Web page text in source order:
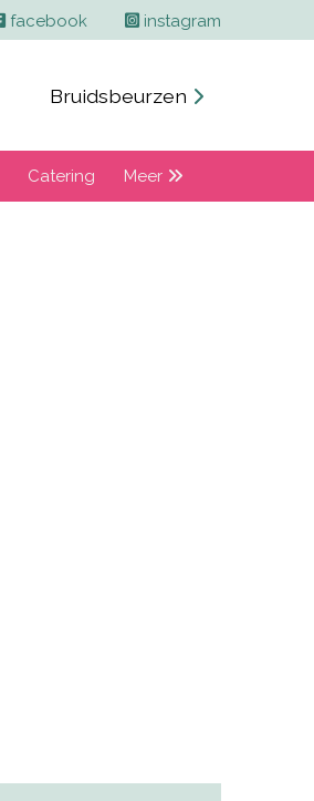
facebook instagram
Bruidsbeurzen
Catering Meer